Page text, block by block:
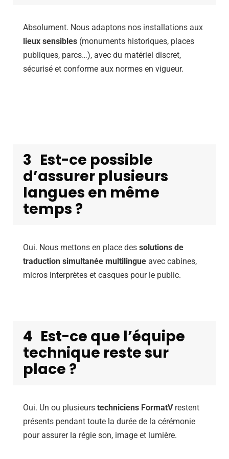
Absolument. Nous adaptons nos installations aux
lieux sensibles (monuments historiques, places
publiques, parcs…), avec du matériel discret,
sécurisé et conforme aux normes en vigueur.
3 Est-ce possible
d’assurer plusieurs
langues en même
temps ?
Oui. Nous mettons en place des solutions de
traduction simultanée multilingue avec cabines,
micros interprètes et casques pour le public.
4 Est-ce que l’équipe
technique reste sur
place ?
Oui. Un ou plusieurs techniciens FormatVrestent
présents pendant toute la durée de la cérémonie
pour assurer la régie son, image et lumière.